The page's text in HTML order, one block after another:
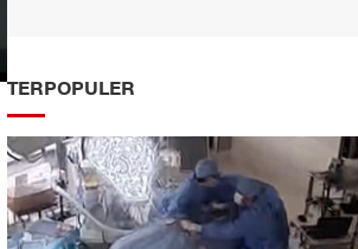
TERPOPULER